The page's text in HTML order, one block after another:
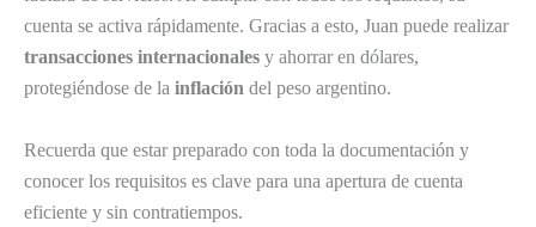
cuenta se activa rápidamente. Gracias a esto, Juan puede realizar
transacciones internacionales y ahorrar en dólares,
protegiéndose de la inflación del peso argentino.
Recuerda que estar preparado con toda la documentación y
conocer los requisitos es clave para una apertura de cuenta
eficiente y sin contratiempos.